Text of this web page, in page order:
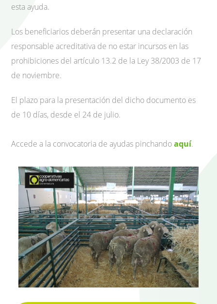
esta ayuda.
Los beneficiarios deberán presentar una declaración
responsable acreditativa de no estar incursos en las
prohibiciones del artículo 13.2 de la Ley 38/2003 de 17
de noviembre.
El plazo para la presentación del dicho documento es
de 10 días, desde el 24 de julio.
Accede a la convocatoria de ayudas pinchandoaquí.